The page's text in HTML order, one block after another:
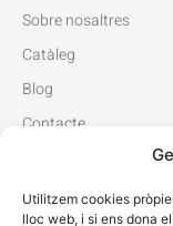
Utilitzem cookies
lloc web, i si ens dona
Sobre nosaltres
Catàleg
Blog
Contacte